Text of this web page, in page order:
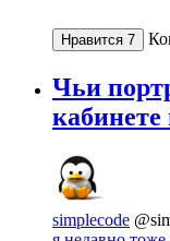
Нравится 7
Чьи
simplecode